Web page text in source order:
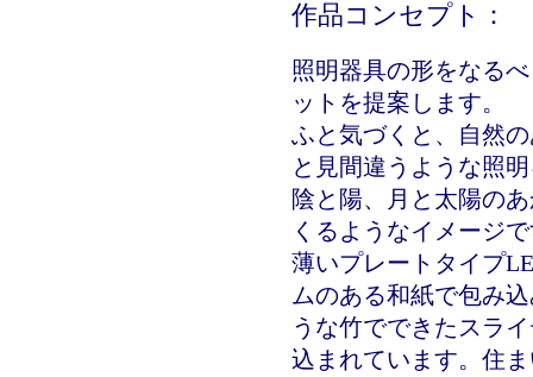
作品コンセプト：
照明器具の形をなる
ットを提案します。
ふと気づくと、自然
と見間違うような照
陰と陽、月と太陽の
くるようなイメージ
薄いプレートタイプ
ムのある和紙で包み
うな竹でできたスラ
込まれています。住